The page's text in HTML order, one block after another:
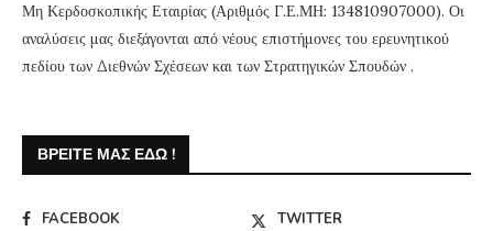
Μη Κερδοσκοπικής Εταιρίας (Αριθμός Γ.Ε.ΜΗ: 134810907000). Οι
αναλύσεις μας διεξάγονται από νέους επιστήμονες του ερευνητικού
πεδίου των Διεθνών Σχέσεων και των Στρατηγικών Σπουδών .
ΒΡΕΊΤΕ ΜΑΣ ΕΔΏ !
FACEBOOK
TWITTER